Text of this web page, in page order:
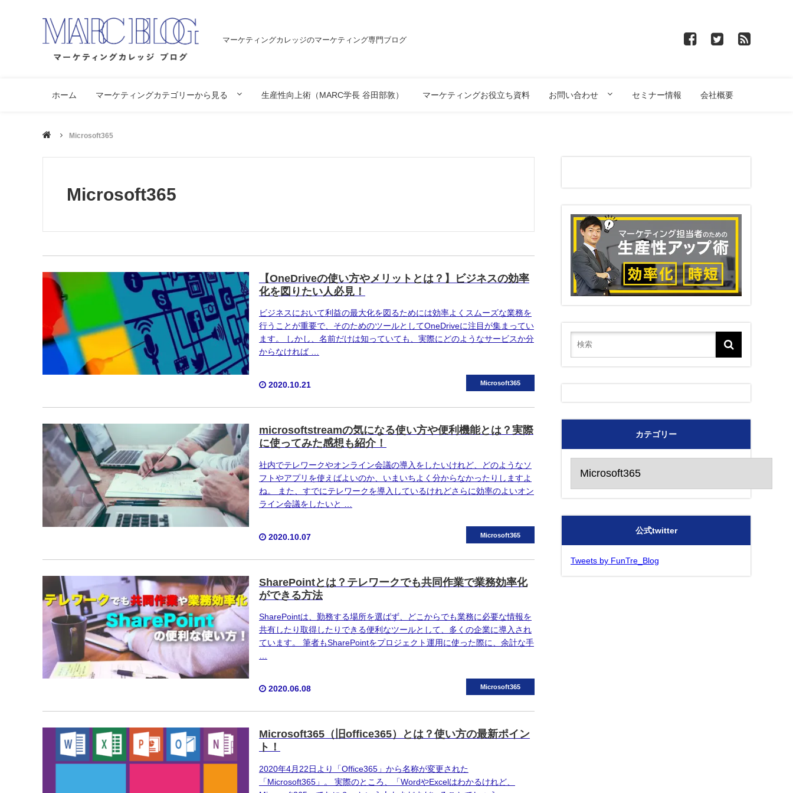
マーケティングカレッジのマーケティング専門ブログ
ホーム マーケティングカテゴリーから見る 生産性向上術（MARC学長 谷田部敦） マーケティングお役立ち資料 お問い合わせ セミナー情報 会社概要
Microsoft365
Microsoft365
【OneDriveの使い方やメリットとは？】ビジネスの効率
化を図りたい人必見！
ビジネスにおいて利益の最大化を図るためには効率よくスムーズな業務を
行うことが重要で、そのためのツールとしてOneDriveに注目が集まってい
ます。 しかし、名前だけは知っていても、実際にどのようなサービスか分
からなければ …
2020.10.21 Microsoft365
microsoftstreamの気になる使い方や便利機能とは？実際
に使ってみた感想も紹介！
社内でテレワークやオンライン会議の導入をしたいけれど、どのようなソ
フトやアプリを使えばよいのか、いまいちよく分からなかったりしますよ
ね。 また、すでにテレワークを導入しているけれどさらに効率のよいオン
ライン会議をしたいと …
2020.10.07 Microsoft365
SharePointとは？テレワークでも共同作業で業務効率化
ができる方法
SharePointは、勤務する場所を選ばず、どこからでも業務に必要な情報を
共有したり取得したりできる便利なツールとして、多くの企業に導入され
ています。 筆者もSharePointをプロジェクト運用に使った際に、余計な手
2020.06.08 Microsoft365
Microsoft365（旧office365）とは？使い方の最新ポイン
ト！
2020年4月22日より「Office365」から名称が変更された
「Microsoft365」。 実際のところ、「WordやExcelはわかるけれど、
カテゴリー
ゴ
ー
公式twitter
Tweets by FunTre_Blog